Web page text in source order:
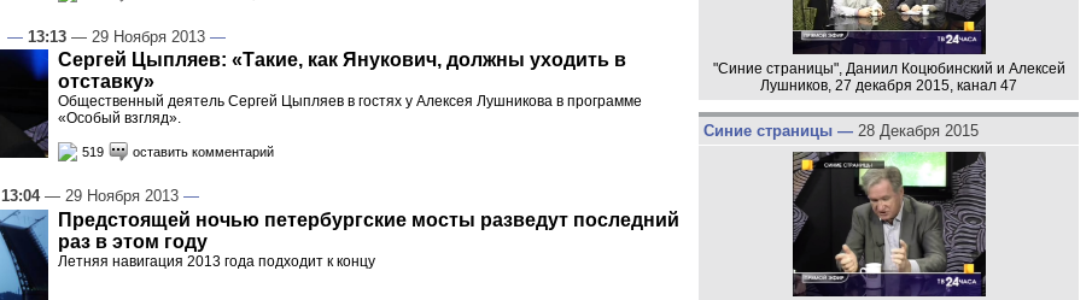
— 13:13 — 29 Ноября 2013 —
Сергей Цыпляев: «Такие, как Янукович, должны уходить в
отставку»
Общественный деятель Сергей Цыпляев в гостях у Алексея Лушникова в программе
«Особый взгляд».
519 оставить комментарий
13:04— 29 Ноября 2013 —
Предстоящей ночью петербургские мосты разведут последний
раз в этом году
Летняя навигация 2013 года подходит к концу
"Синие страницы", Даниил Коцюбинский и Алексей
Лушников, 27 декабря 2015, канал 47
Синие страницы — 28 Декабря 2015